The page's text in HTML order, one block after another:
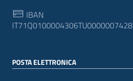
IBAN
IT71Q0100004306TU0000007428
POSTA ELETTRONICA